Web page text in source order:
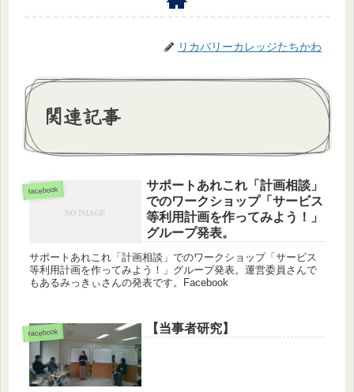
リカバリーカレッジたちかわ
関連記事
facebook
サポートあれこれ「計画相談」
でのワークショップ「サービス
等利用計画を作ってみよう！」
グループ発表。
サポートあれこれ「計画相談」でのワークショップ「サービス
等利用計画を作ってみよう！」グループ発表。運営委員さんで
もあるみっきぃさんの発表です。Facebook
facebook 【当事者研究】